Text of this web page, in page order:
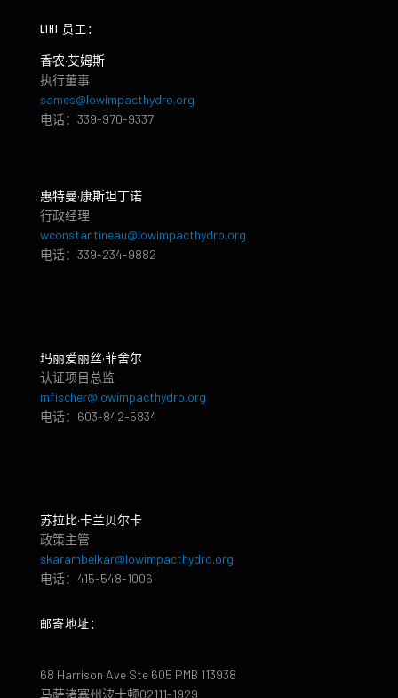
LIHI 员工：
香农·艾姆斯
执行董事
sames@lowimpacthydro.org
电话：339-970-9337
惠特曼·康斯坦丁诺
行政经理
wconstantineau@lowimpacthydro.org
电话：339-234-9882
玛丽爱丽丝·菲舍尔
认证项目总监
mfischer@lowimpacthydro.org
电话：603-842-5834
苏拉比·卡兰贝尔卡
政策主管
skarambelkar@lowimpacthydro.org
电话：415-548-1006
邮寄地址：
68 Harrison Ave Ste 605 PMB 113938
马萨诸塞州波士顿02111-1929